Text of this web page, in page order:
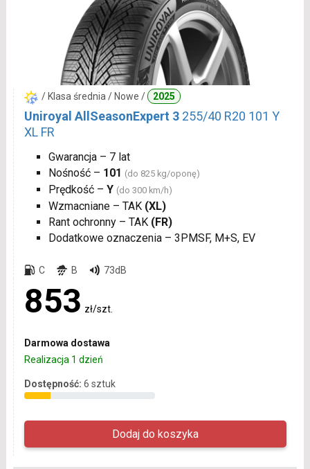
/ Klasa średnia / Nowe / 2025
Uniroyal AllSeasonExpert 3 255/40 R20 101 Y
XL FR
Gwarancja – 7 lat
Nośność – 101 (do 825 kg/oponę)
Prędkość – Y (do 300 km/h)
Wzmacniane – TAK (XL)
Rant ochronny – TAK (FR)
Dodatkowe oznaczenia – 3PMSF, M+S, EV
C B 73dB
853 zł/szt.
Darmowa dostawa
Realizacja 1 dzień
Dostępność: 6 sztuk